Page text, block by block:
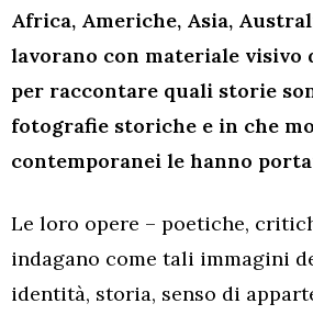
Africa, Americhe, Asia,
lavorano con materiale visivo
per raccontare quali storie
fotografie storiche e in che
contemporanei le hanno
Le loro opere – poetiche,
indagano come tali immagini
identità, storia, senso di